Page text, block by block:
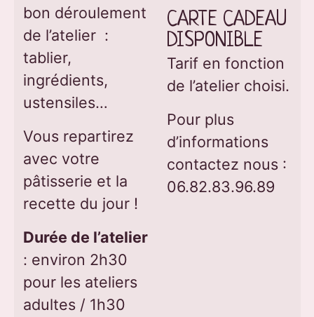
bon déroulement
de l’atelier :
tablier,
ingrédients,
ustensiles…
Vous repartirez
avec votre
pâtisserie et la
recette du jour !
Durée de l’atelier
: environ 2h30
pour les ateliers
adultes / 1h30
CARTE CADEAU
DISPONIBLE
Tarif en fonction
de l’atelier choisi.
Pour plus
d’informations
contactez nous :
06.82.83.96.89